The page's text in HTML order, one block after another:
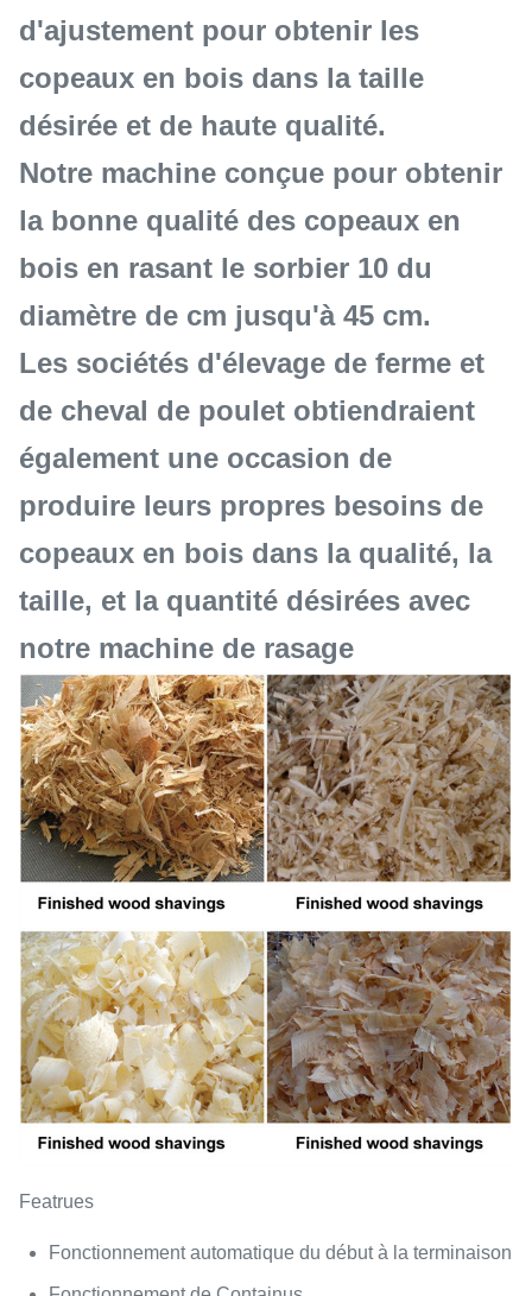
d'ajustement pour obtenir les
copeaux en bois dans la taille
désirée et de haute qualité.
Notre machine conçue pour obtenir
la bonne qualité des copeaux en
bois en rasant le sorbier 10 du
diamètre de cm jusqu'à 45 cm.
Les sociétés d'élevage de ferme et
de cheval de poulet obtiendraient
également une occasion de
produire leurs propres besoins de
copeaux en bois dans la qualité, la
taille, et la quantité désirées avec
notre machine de rasage
Featrues
Fonctionnement automatique du début à la terminaison